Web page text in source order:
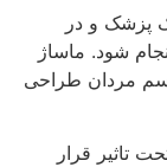
و در
شود. ماساژ
مردان طراحی
قرار